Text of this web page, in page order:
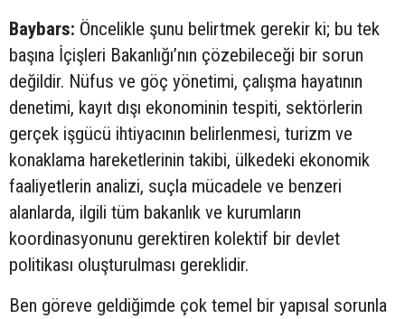
Baybars: Öncelikle şunu belirtmek gerekir ki; bu tek
başına İçişleri Bakanlığı’nın çözebileceği bir sorun
değildir. Nüfus ve göç yönetimi, çalışma hayatının
denetimi, kayıt dışı ekonominin tespiti, sektörlerin
gerçek işgücü ihtiyacının belirlenmesi, turizm ve
konaklama hareketlerinin takibi, ülkedeki ekonomik
faaliyetlerin analizi, suçla mücadele ve benzeri
alanlarda, ilgili tüm bakanlık ve kurumların
koordinasyonunu gerektiren kolektif bir devlet
politikası oluşturulması gereklidir.
Ben göreve geldiğimde çok temel bir yapısal sorunla